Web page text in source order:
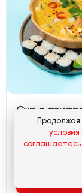
Суп с
песто,
и форелью
соглашаетесь